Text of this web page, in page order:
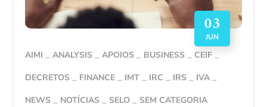
03
JUN
AIMI ANALYSIS APOIOS BUSINESS
CEIF
DECRETOS
FINANCE IMT IRC IRS
IVA
NEWS
NOTÍCIAS SELO SEM CATEGORIA